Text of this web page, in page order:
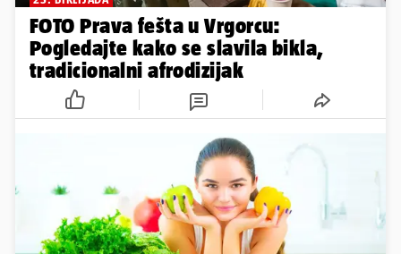
FOTO Prava fešta u Vrgorcu:
Pogledajte kako se slavila bikla,
tradicionalni afrodizijak